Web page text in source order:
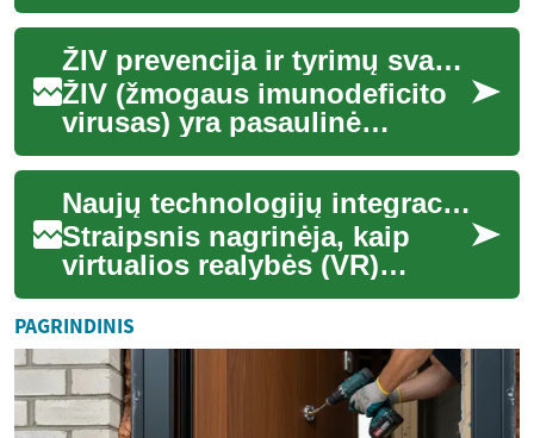
išpardavimais) yra paprastas
būdas atlaisvinti vietą
namuose, suteikti a...
ŽIV prevencija ir tyrimų svarba
ŽIV (žmogaus imunodeficito
virusas) yra pasaulinė
visuomenės sveikatos
problema, paveikianti
milijonus žmonių visame ... Naujų technologijų integracija mokymuose: VR ir telepraktika
Straipsnis nagrinėja, kaip
virtualios realybės (VR)
technologijos ir telepraktikos
sprendimai transformuoja
aviacijos...
PAGRINDINIS